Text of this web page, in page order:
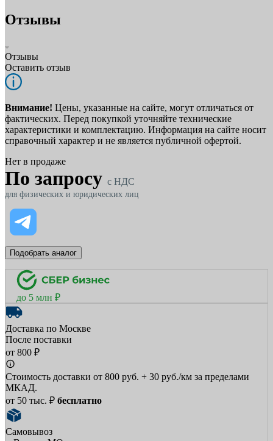
Отзывы
Отзывы
Оставить отзыв
Внимание! Цены, указанные на сайте, могут отличаться от
фактических. Перед покупкой уточняйте технические
характеристики и комплектацию. Информация на сайте носит
справочный характер и не является публичной офертой.
Нет в продаже
По запросу c НДС
для физических и юридических лиц
Подобрать аналог
до 5 млн ₽
Доставка по Москве
После поставки
от 800 ₽
Стоимость доставки от 800 руб. + 30 руб./км за пределами
МКАД.
от 50 тыс. ₽ бесплатно
Самовывоз